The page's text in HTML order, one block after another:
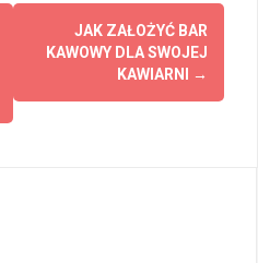
JAK ZAŁOŻYĆ BAR
KAWOWY DLA SWOJEJ
KAWIARNI
→